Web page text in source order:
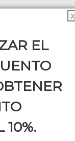
X
EL
10%.